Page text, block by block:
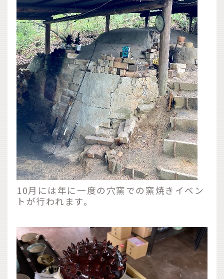
10月には年に一度の穴窯での窯焼きイベン
トが行われます。